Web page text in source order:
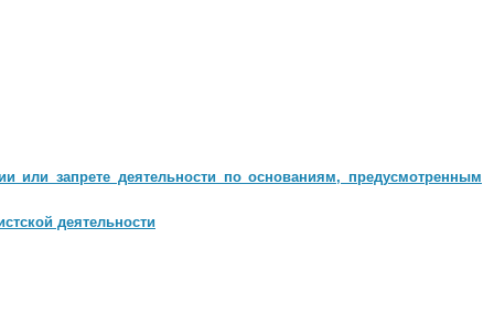
или запрете деятельности по основаниям, предусмотренным
деятельности